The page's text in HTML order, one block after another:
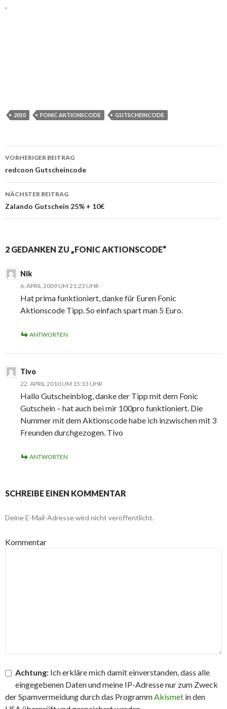
.
2010 FONIC AKTIONSCODE GUTSCHEINCODE
Beitrags-
Navigation
VORHERIGER BEITRAG
redcoon Gutscheincode
NÄCHSTER BEITRAG
Zalando Gutschein 25% + 10€
2 GEDANKEN ZU „FONIC AKTIONSCODE“
Nik
6. APRIL 2009 UM 21:23 UHR
Hat prima funktioniert, danke für Euren Fonic
Aktionscode Tipp. So einfach spart man 5 Euro.
ANTWORTEN
Tivo
22. APRIL 2010 UM 15:33 UHR
Hallo Gutscheinblog, danke der Tipp mit dem Fonic
Gutschein – hat auch bei mir 100pro funktioniert. Die
Nummer mit dem Aktionscode habe ich inzwischen mit 3
Freunden durchgezogen. Tivo
ANTWORTEN
SCHREIBE EINEN KOMMENTAR
Deine E-Mail-Adresse wird nicht veröffentlicht.
Kommentar
Achtung: Ich erkläre mich damit einverstanden, dass alle
eingegebenen Daten und meine IP-Adresse nur zum Zweck
der Spamvermeidung durch das ProgrammAkismet in den